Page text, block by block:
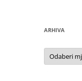
ARHIVA
Arhiva